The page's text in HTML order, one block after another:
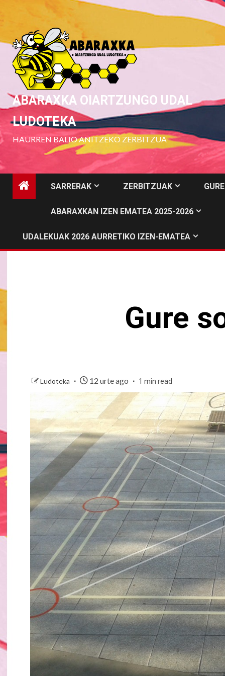
to
content
ABARAXKA OIARTZUNGO UDAL
LUDOTEKA
HAURREN BALIO ANITZEKO ZERBITZUA
SARRERAK ZERBITZUAK
ABARAXKAN IZEN EMATEA 2025-2026
UDALEKUAK 2026 AURRETIKO IZEN-EMATEA
Gure
Ludoteka 12 urte ago 1 min read